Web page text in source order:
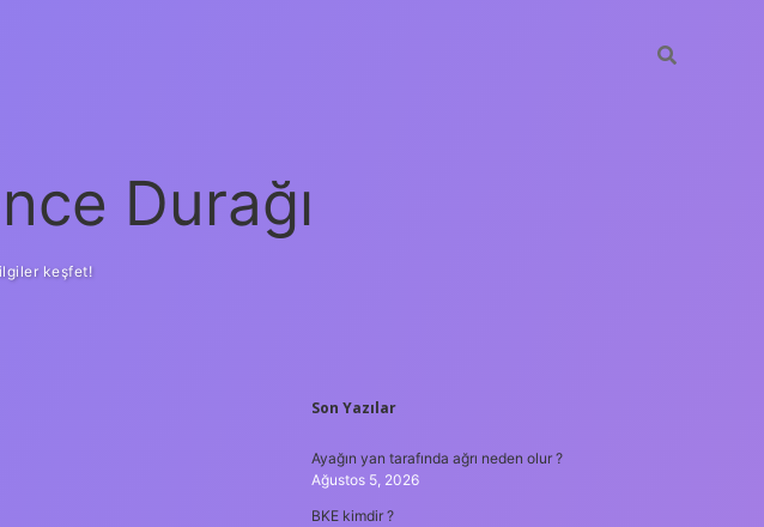
Durağı
keşfet!
SIDEBAR
Son Yazılar
Ayağın yan tarafında ağrı neden olur ?
Ağustos 5, 2026
BKE kimdir ?